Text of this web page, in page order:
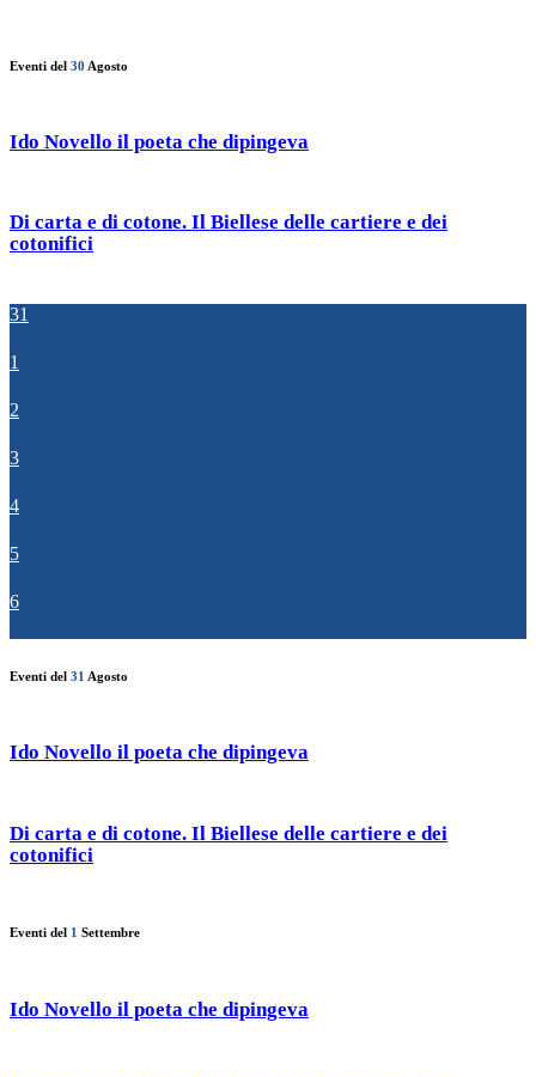
Eventi del 30 Agosto
Ido Novello il poeta che dipingeva
Di carta e di cotone. Il Biellese delle cartiere e dei
cotonifici
31
1
2
3
4
5
6
Eventi del 31 Agosto
Ido Novello il poeta che dipingeva
Di carta e di cotone. Il Biellese delle cartiere e dei
cotonifici
Eventi del 1 Settembre
Ido Novello il poeta che dipingeva